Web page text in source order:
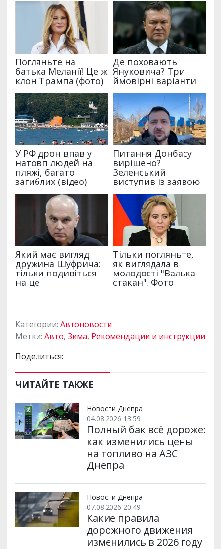
Категории: Автоновости
Метки: Авто, Зима, Рекомендации и инструкции
Поделиться:
ЧИТАЙТЕ ТАКЖЕ
Новости Днепра
04.08.2026 13:59
Полный бак всё дороже:
как изменились цены
на топливо на АЗС
Днепра
Новости Днепра
07.08.2026 20:49
Какие правила
дорожного движения
изменились в 2026 году